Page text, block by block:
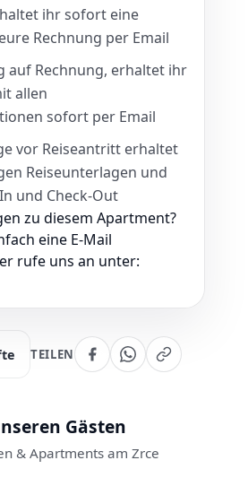
ihr sofort eine
Rechnung per Email
auf Rechnung, erhaltet ihr
allen
sofort per Email
vor Reiseantritt erhaltet
Reiseunterlagen und
und Check-Out
zu diesem Apartment?
eine E-Mail
rufe uns an unter:
TEILEN
Gästen
& Apartments am Zrce